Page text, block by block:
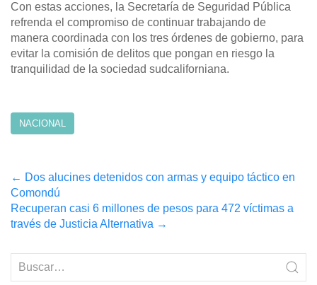
Con estas acciones, la Secretaría de Seguridad Pública
refrenda el compromiso de continuar trabajando de
manera coordinada con los tres órdenes de gobierno, para
evitar la comisión de delitos que pongan en riesgo la
tranquilidad de la sociedad sudcaliforniana.
NACIONAL
Post
navigation
← Dos alucines detenidos con armas y equipo táctico en
Comondú
Recuperan casi 6 millones de pesos para 472 víctimas a
través de Justicia Alternativa →